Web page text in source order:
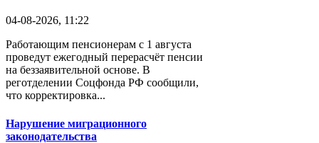
04-08-2026, 11:22
Работающим пенсионерам с 1 августа
проведут ежегодный перерасчёт пенсии
на беззаявительной основе. В
реготделении Соцфонда РФ сообщили,
что корректировка...
Нарушение миграционного
законодательства